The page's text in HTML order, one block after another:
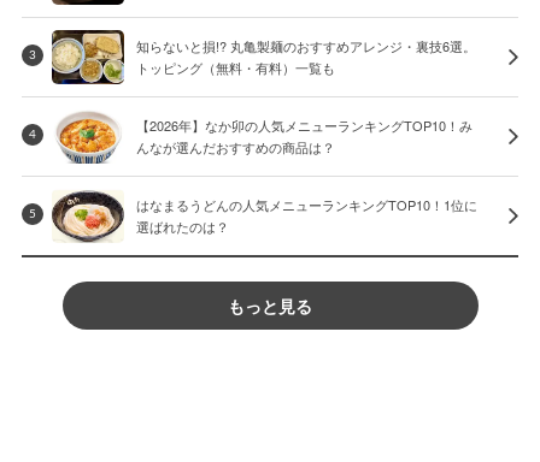
3
知らないと損!? 丸亀製麺のおすすめアレンジ・裏技6選。
トッピング（無料・有料）一覧も
4
【2026年】なか卯の人気メニューランキングTOP10！み
んなが選んだおすすめの商品は？
5
はなまるうどんの人気メニューランキングTOP10！1位に
選ばれたのは？
もっと見る